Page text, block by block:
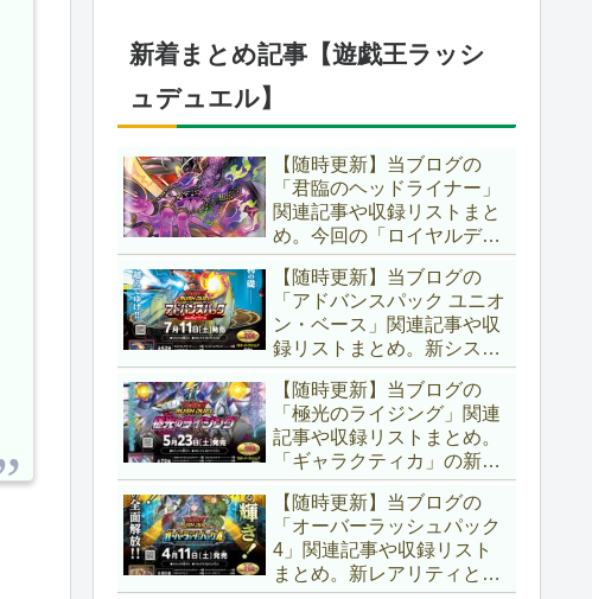
ージした『リビングデッド
の呼び声』関連に注目が集
新着まとめ記事【遊戯王ラッシ
ュデュエル】
【随時更新】当ブログの
「君臨のヘッドライナー」
関連記事や収録リストまと
め。今回の「ロイヤルデモ
ンズ」は相手モンスターを
リリース！！また、新テー
マとして「救惺」、「ヘル
シィ」、「ゴエゴエ」も登
場です！！【遊戯王ラッシ
ュデュエル】
【随時更新】当ブログの
「アドバンスパック ユニオ
ン・ベース」関連記事や収
録リストまとめ。新システ
ム「ユニオンフュージョ
ン」の登場により、ようや
く原作さながらの「ＸＹ
Ｚ」が使用可能となりまし
た！！【遊戯王ラッシュデ
ュエル】
【随時更新】当ブログの
「極光のライジング」関連
記事や収録リストまとめ。
「ギャラクティカ」の新た
なフュージョンモンスター
やイラスト違い、「報道」
の強化に加え、幻竜族の新
テーマ「纏竜」も登場で
す！！【遊戯王ラッシュデ
【随時更新】当ブログの
「オーバーラッシュパック
4」関連記事や収録リスト
まとめ。新レアリティとし